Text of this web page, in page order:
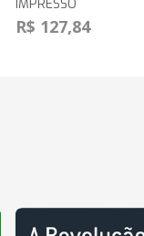
IMPRESSO
R$ 127,84